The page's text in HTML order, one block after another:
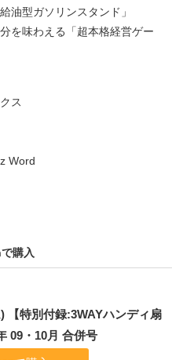
油型ガソリンスタンド」
を味わえる「超本格経営ゲー
ス
Word
購入
【特別付録:3WAYハンディ扇
09・10月 合併号